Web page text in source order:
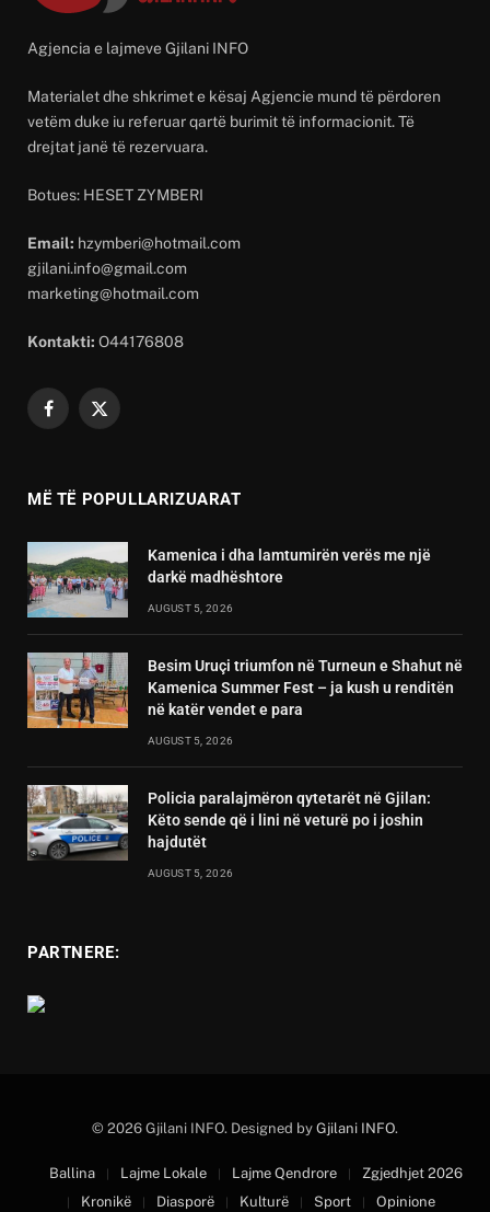
Agjencia e lajmeve Gjilani INFO
Materialet dhe shkrimet e kësaj Agjencie mund të përdoren
vetëm duke iu referuar qartë burimit të informacionit. Të
drejtat janë të rezervuara.
Botues: HESET ZYMBERI
Email: hzymberi@hotmail.com
gjilani.info@gmail.com
marketing@hotmail.com
Kontakti: O44176808
Facebook
X
MË TË POPULLARIZUARAT
Kamenica i dha lamtumirën verës me një
darkë madhështore
AUGUST 5, 2026
Besim Uruçi triumfon në Turneun e Shahut në
Kamenica Summer Fest – ja kush u renditën
në katër vendet e para
AUGUST 5, 2026
Policia paralajmëron qytetarët në Gjilan:
Këto sende që i lini në veturë po i joshin
hajdutët
AUGUST 5, 2026
PARTNERE:
© 2026 Gjilani INFO. Designed by Gjilani INFO.
Ballina Lajme Lokale Lajme Qendrore
Zgjedhjet 2026
Kronikë
Diasporë Kulturë Sport Opinione